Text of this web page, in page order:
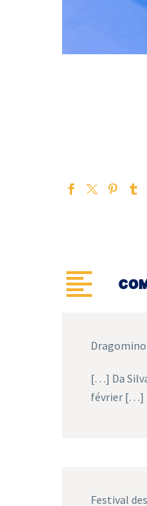
[…] Da
février […]
Festival